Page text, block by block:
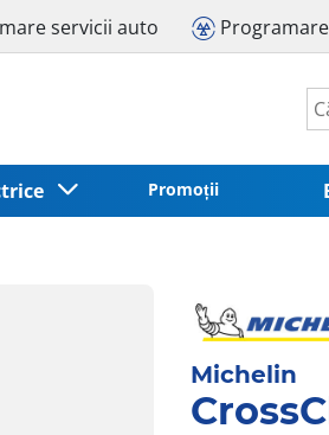
servicii auto Programare
Promoții
Michelin